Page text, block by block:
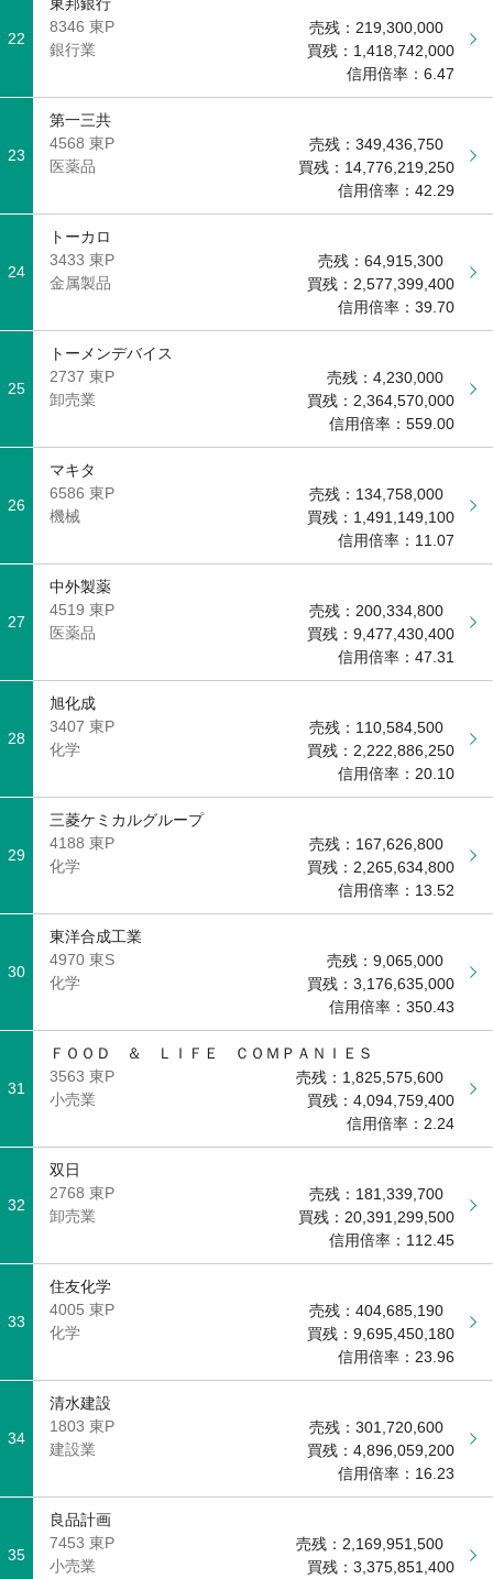
22
8346 東P
銀行業
売残： 219,300,000
買残： 1,418,742,000
信用倍率： 6.47
23
第一三共
4568 東P
医薬品
売残： 349,436,750
買残： 14,776,219,250
信用倍率： 42.29
24
トーカロ
3433 東P
金属製品
売残： 64,915,300
買残： 2,577,399,400
信用倍率： 39.70
25
トーメンデバイス
2737 東P
卸売業
売残： 4,230,000
買残： 2,364,570,000
信用倍率： 559.00
26
マキタ
6586 東P
機械
売残： 134,758,000
買残： 1,491,149,100
信用倍率： 11.07
27
中外製薬
4519 東P
医薬品
売残： 200,334,800
買残： 9,477,430,400
信用倍率： 47.31
28
旭化成
3407 東P
化学
売残： 110,584,500
買残： 2,222,886,250
信用倍率： 20.10
29
三菱ケミカルグループ
4188 東P
化学
売残： 167,626,800
買残： 2,265,634,800
信用倍率： 13.52
30
東洋合成工業
4970 東S
化学
売残： 9,065,000
買残： 3,176,635,000
信用倍率： 350.43
31
ＦＯＯＤ ＆ ＬＩＦＥ ＣＯＭＰＡＮＩＥＳ
3563 東P
小売業
売残： 1,825,575,600
買残： 4,094,759,400
信用倍率： 2.24
32
双日
2768 東P
卸売業
売残： 181,339,700
買残： 20,391,299,500
信用倍率： 112.45
33
住友化学
4005 東P
化学
売残： 404,685,190
買残： 9,695,450,180
信用倍率： 23.96
34
清水建設
1803 東P
建設業
売残： 301,720,600
買残： 4,896,059,200
信用倍率： 16.23
35
良品計画
7453 東P
小売業
売残： 2,169,951,500
買残： 3,375,851,400